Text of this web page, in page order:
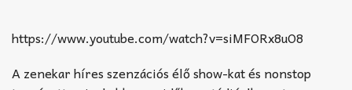
https://www.youtube.com/watch?v=siMFORx8uO8
A zenekar híres szenzációs élő show-kat és nonstop